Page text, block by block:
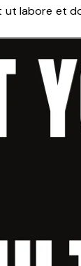
labore et